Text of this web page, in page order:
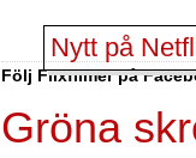
Nytt på
Följ Flixfilmer på
Gröna